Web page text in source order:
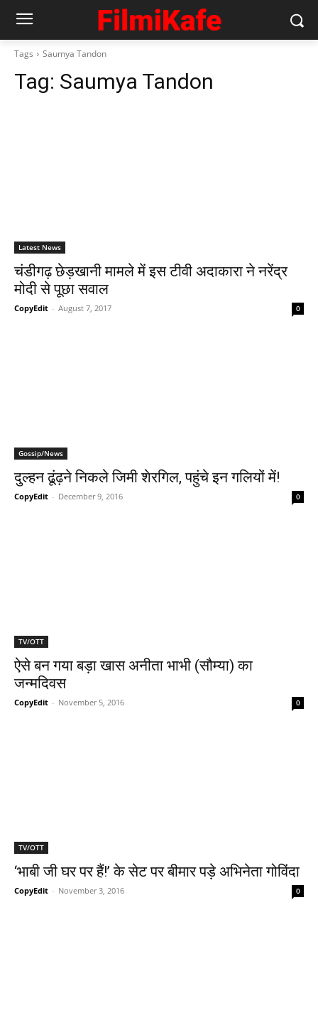
Tags Saumya Tandon
Tag: Saumya Tandon
Latest News
चंडीगढ़ छेड़खानी मामले में इस टीवी अदाकारा ने नरेंद्र
मोदी से पूछा सवाल
CopyEdit - August 7, 2017 0
Gossip/News
दुल्‍हन ढूंढ़ने निकले जिमी शेरगिल, पहुंचे इन गलियों में!
CopyEdit - December 9, 2016 0
TV/OTT
ऐसे बन गया बड़ा खास अनीता भाभी (सौम्‍या) का
जन्‍मदिवस
CopyEdit - November 5, 2016 0
TV/OTT
‘भाबी जी घर पर हैं!’ के सेट पर बीमार पड़े अभिनेता गोविंदा
CopyEdit - November 3, 2016 0